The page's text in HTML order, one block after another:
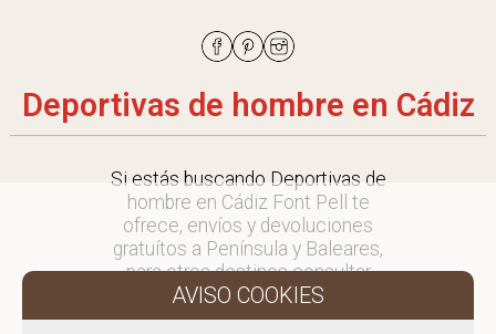
Deportivas de hombre en Cádiz
Si estás buscando Deportivas de
hombre en Cádiz Font Pell te
ofrece, envíos y devoluciones
gratuítos a Península y Baleares,
para otros destinos consultar
en comercial@fontpell.com.